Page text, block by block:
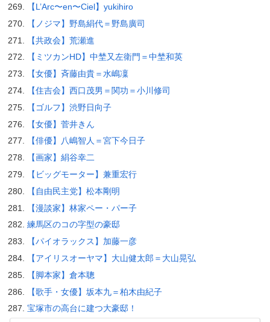
【L’Arc〜en〜Ciel】yukihiro
【ノジマ】野島絹代＝野島廣司
【共政会】荒瀬進
【ミツカンHD】中埜又左衛門＝中埜和英
【女優】斉藤由貴＝水嶋凜
【住吉会】西口茂男＝関功＝小川修司
【ゴルフ】渋野日向子
【女優】菅井きん
【俳優】八嶋智人＝宮下今日子
【画家】絹谷幸二
【ビッグモーター】兼重宏行
【自由民主党】松本剛明
【漫談家】林家ペー・パー子
練馬区のコの字型の豪邸
【パイオラックス】加藤一彦
【アイリスオーヤマ】大山健太郎＝大山晃弘
【脚本家】倉本聰
【歌手・女優】坂本九＝柏木由紀子
宝塚市の高台に建つ大豪邸！